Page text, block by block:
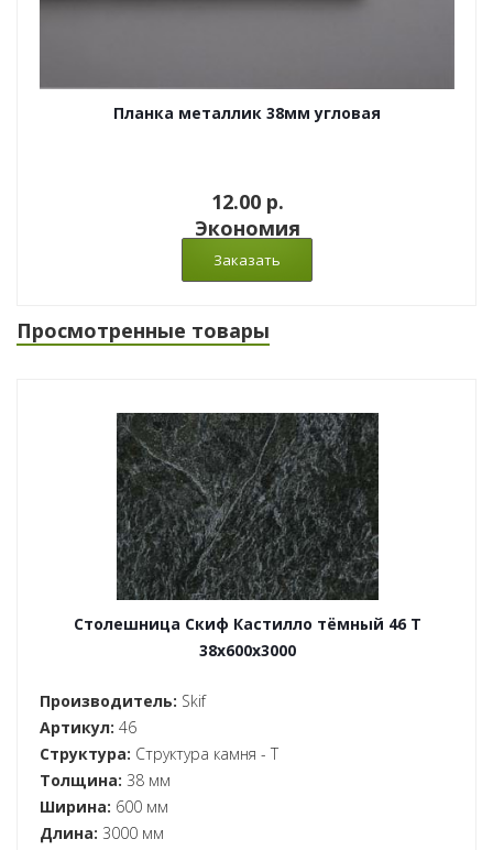
Планка металлик 38мм угловая
12.00 p.
Экономия
Просмотренные товары
Столешница Скиф Кастилло тёмный 46 T
38x600x3000
Производитель: Skif
Артикул: 46
Структура: Структура камня - T
Толщина: 38 мм
Ширина: 600 мм
Длина: 3000 мм